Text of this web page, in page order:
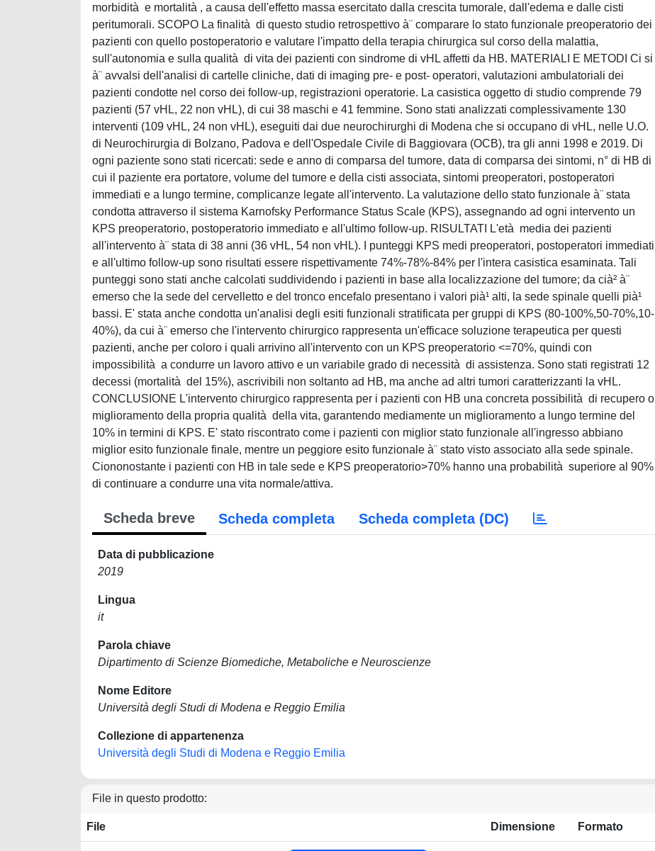
morbidità e mortalità , a causa dell'effetto massa esercitato dalla crescita tumorale, dall'edema e dalle cisti
peritumorali. SCOPO La finalità di questo studio retrospettivo à¨ comparare lo stato funzionale preoperatorio dei
pazienti con quello postoperatorio e valutare l'impatto della terapia chirurgica sul corso della malattia,
sull'autonomia e sulla qualità di vita dei pazienti con sindrome di vHL affetti da HB. MATERIALI E METODI Ci si
à¨ avvalsi dell'analisi di cartelle cliniche, dati di imaging pre- e post- operatori, valutazioni ambulatoriali dei
pazienti condotte nel corso dei follow-up, registrazioni operatorie. La casistica oggetto di studio comprende 79
pazienti (57 vHL, 22 non vHL), di cui 38 maschi e 41 femmine. Sono stati analizzati complessivamente 130
interventi (109 vHL, 24 non vHL), eseguiti dai due neurochirurghi di Modena che si occupano di vHL, nelle U.O.
di Neurochirurgia di Bolzano, Padova e dell'Ospedale Civile di Baggiovara (OCB), tra gli anni 1998 e 2019. Di
ogni paziente sono stati ricercati: sede e anno di comparsa del tumore, data di comparsa dei sintomi, n° di HB di
cui il paziente era portatore, volume del tumore e della cisti associata, sintomi preoperatori, postoperatori
immediati e a lungo termine, complicanze legate all'intervento. La valutazione dello stato funzionale à¨ stata
condotta attraverso il sistema Karnofsky Performance Status Scale (KPS), assegnando ad ogni intervento un
KPS preoperatorio, postoperatorio immediato e all'ultimo follow-up. RISULTATI L'età media dei pazienti
all'intervento à¨ stata di 38 anni (36 vHL, 54 non vHL). I punteggi KPS medi preoperatori, postoperatori immediati
e all'ultimo follow-up sono risultati essere rispettivamente 74%-78%-84% per l'intera casistica esaminata. Tali
punteggi sono stati anche calcolati suddividendo i pazienti in base alla localizzazione del tumore; da cià² à¨
emerso che la sede del cervelletto e del tronco encefalo presentano i valori pià¹ alti, la sede spinale quelli pià¹
bassi. E' stata anche condotta un'analisi degli esiti funzionali stratificata per gruppi di KPS (80-100%,50-70%,10-
40%), da cui à¨ emerso che l'intervento chirurgico rappresenta un'efficace soluzione terapeutica per questi
pazienti, anche per coloro i quali arrivino all'intervento con un KPS preoperatorio <=70%, quindi con
impossibilità a condurre un lavoro attivo e un variabile grado di necessità di assistenza. Sono stati registrati 12
decessi (mortalità del 15%), ascrivibili non soltanto ad HB, ma anche ad altri tumori caratterizzanti la vHL.
CONCLUSIONE L'intervento chirurgico rappresenta per i pazienti con HB una concreta possibilità di recupero o
miglioramento della propria qualità della vita, garantendo mediamente un miglioramento a lungo termine del
10% in termini di KPS. E' stato riscontrato come i pazienti con miglior stato funzionale all'ingresso abbiano
miglior esito funzionale finale, mentre un peggiore esito funzionale à¨ stato visto associato alla sede spinale.
Ciononostante i pazienti con HB in tale sede e KPS preoperatorio>70% hanno una probabilità superiore al 90%
di continuare a condurre una vita normale/attiva.
Scheda breve Scheda completa Scheda completa (DC)
Data di pubblicazione
2019
Lingua
it
Parola chiave
Dipartimento di Scienze Biomediche, Metaboliche e Neuroscienze
Nome Editore
Università degli Studi di Modena e Reggio Emilia
Collezione di appartenenza
Università degli Studi di Modena e Reggio Emilia
File in questo prodotto:
File Dimensione Formato